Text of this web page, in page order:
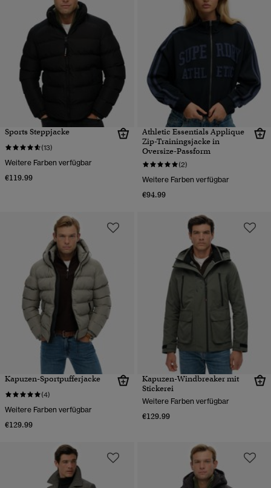
Sports Steppjacke
(13)
Weitere Farben verfügbar
€119.99
Athletic Essentials Applique
Zip-Trainingsjacke in
Oversize-Passform
(2)
Weitere Farben verfügbar
€94.99
Kapuzen-Sportpufferjacke
(4)
Weitere Farben verfügbar
€129.99
Kapuzen-Windbreaker mit
Stickerei
Weitere Farben verfügbar
€129.99